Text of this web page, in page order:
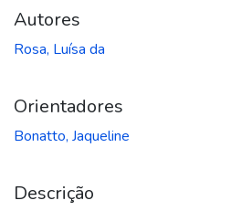
Autores
Rosa, Luísa da
Orientadores
Bonatto, Jaqueline
Descrição